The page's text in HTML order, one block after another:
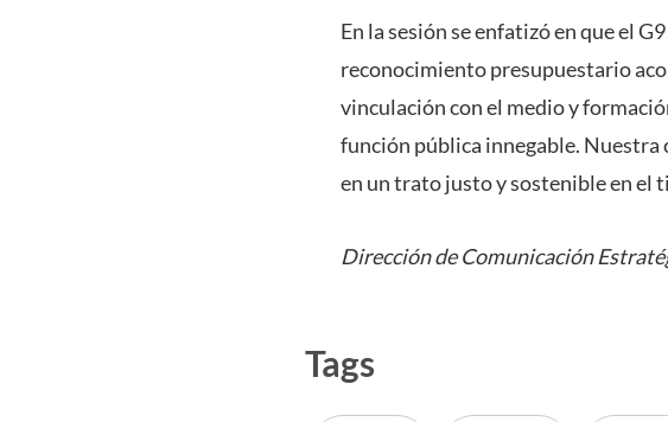
En la sesión se enfatizó en que el
reconocimiento presupuestario
vinculación con el medio y
función pública innegable.
en un trato justo y sostenible en el
Dirección de Comunicación
Tags